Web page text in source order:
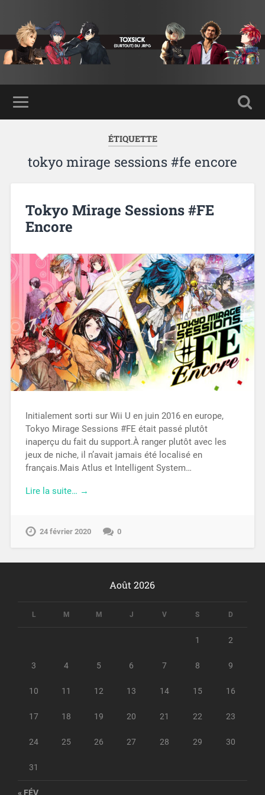
ÉTIQUETTE
tokyo mirage sessions #fe encore
Tokyo Mirage Sessions #FE
Encore
Initialement sorti sur Wii U en juin 2016 en europe,
Tokyo Mirage Sessions #FE était passé plutôt
inaperçu du fait du support.À ranger plutôt avec les
jeux de niche, il n’avait jamais été localisé en
français.Mais Atlus et Intelligent System…
Lire la suite… →
24 février 2020 0
Août 2026
L M M J V S D
1 2
3 4 5 6 7 8 9
10 11 12 13 14 15 16
17 18 19 20 21 22 23
24 25 26 27 28 29 30
31
« FÉV